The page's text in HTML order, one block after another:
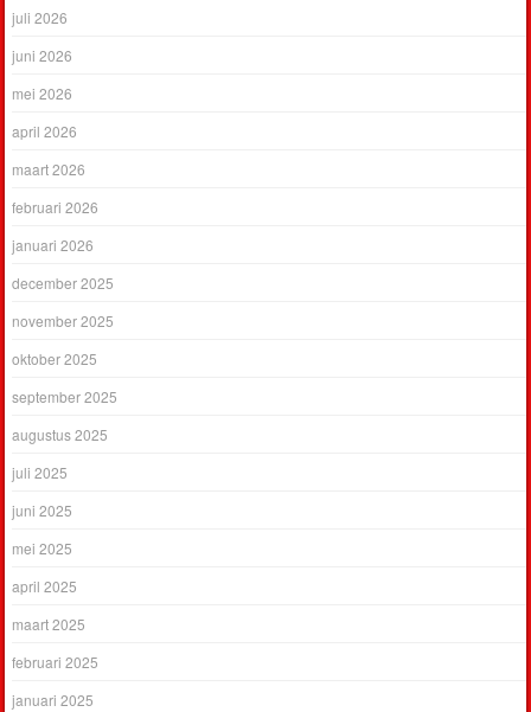
juli 2026
juni 2026
mei 2026
april 2026
maart 2026
februari 2026
januari 2026
december 2025
november 2025
oktober 2025
september 2025
augustus 2025
juli 2025
juni 2025
mei 2025
april 2025
maart 2025
februari 2025
januari 2025